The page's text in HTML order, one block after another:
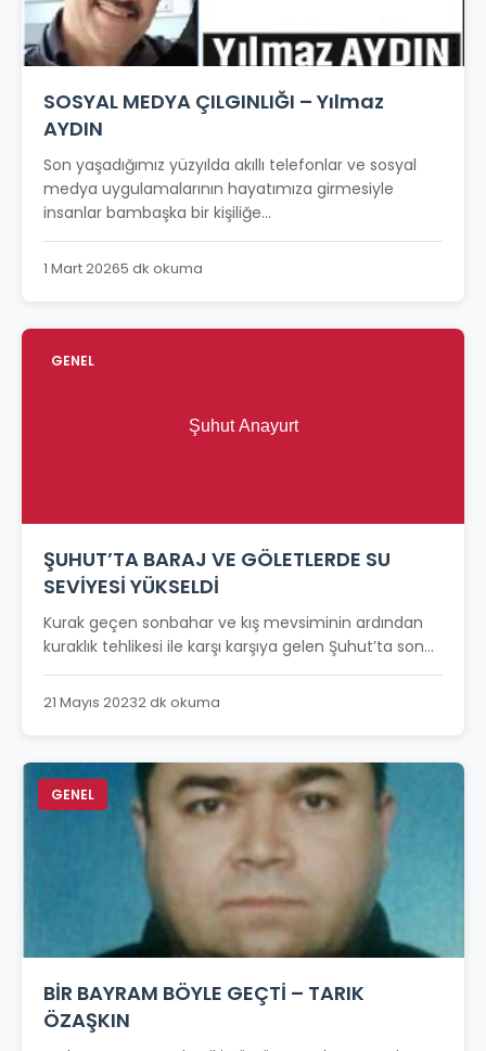
SOSYAL MEDYA ÇILGINLIĞI – Yılmaz
AYDIN
Son yaşadığımız yüzyılda akıllı telefonlar ve sosyal
medya uygulamalarının hayatımıza girmesiyle
insanlar bambaşka bir kişiliğe...
1 Mart 20265 dk okuma
GENEL
ŞUHUT’TA BARAJ VE GÖLETLERDE SU
SEVİYESİ YÜKSELDİ
Kurak geçen sonbahar ve kış mevsiminin ardından
kuraklık tehlikesi ile karşı karşıya gelen Şuhut’ta son...
21 Mayıs 20232 dk okuma
GENEL
BİR BAYRAM BÖYLE GEÇTİ – TARIK
ÖZAŞKIN